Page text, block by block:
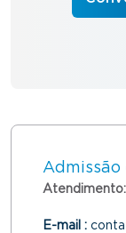
Admissão
Atendimento:
E-mail :